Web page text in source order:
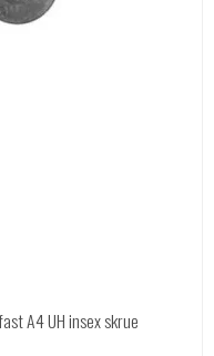
A4 UH insex skrue